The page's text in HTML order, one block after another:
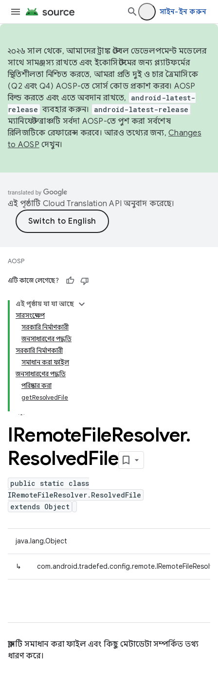
সাইন-ইন করুন
২০২৬ সাল থেকে, আমাদের ট্রাঙ্ক স্টেবল ডেভেলপমেন্ট মডেলের
সাথে সামঞ্জস্য রাখতে এবং ইকোসিস্টেমের জন্য প্ল্যাটফর্মের
স্থিতিশীলতা নিশ্চিত করতে, আমরা প্রতি দুই ও চার ত্রৈমাসিকে
(Q2 এবং Q4) AOSP-তে সোর্স কোড প্রকাশ করব। AOSP
বিল্ড করতে এবং এতে অবদান রাখতে,
android-latest-
release ব্যবহার করুন। android-latest-release
ম্যানিফেস্ট ব্রাঞ্চটি সর্বদা AOSP-তে পুশ করা সর্বশেষ
রিলিজটিকে রেফারেন্স করবে। আরও তথ্যের জন্য, Changes
to AOSP দেখুন।
এই পৃষ্ঠাটি Cloud Translation API অনুবাদ করেছে।
AOSP
এটি কাজে লেগেছে?
এই পৃষ্ঠায় যা যা আছে
সারসংক্ষেপ
সরকারি নির্মাণকারী
জনসাধারণের পদ্ধতি
সরকারি নির্মাণকারী
সমাধান করা ফাইল
জনসাধারণের পদ্ধতি
পরিষ্কার করা
getResolvedFile
IRemoteFileResolver.
ResolvedFile
public static class
IRemoteFileResolver.ResolvedFile
extends Object
java.lang.Object
↳
ক্লাসটি সমাধান করা ফাইল এবং কিছু মেটাডেটা সম্পর্কিত তথ্য
ধারণ করে।